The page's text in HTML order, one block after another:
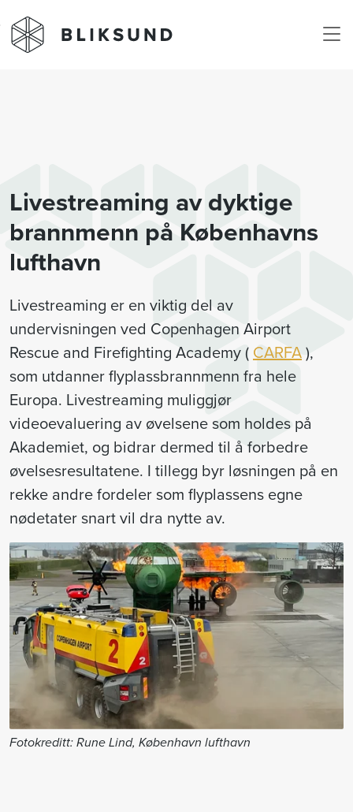
Skip to main content
Livestreaming av dyktige
brannmenn på Københavns
lufthavn
Livestreaming er en viktig del av
undervisningen ved Copenhagen Airport
Rescue and Firefighting Academy (CARFA),
som utdanner flyplassbrannmenn fra hele
Europa. Livestreaming muliggjør
videoevaluering av øvelsene som holdes på
Akademiet, og bidrar dermed til å forbedre
øvelsesresultatene. I tillegg byr løsningen på en
rekke andre fordeler som flyplassens egne
nødetater snart vil dra nytte av.
Fotokreditt: Rune Lind, København lufthavn